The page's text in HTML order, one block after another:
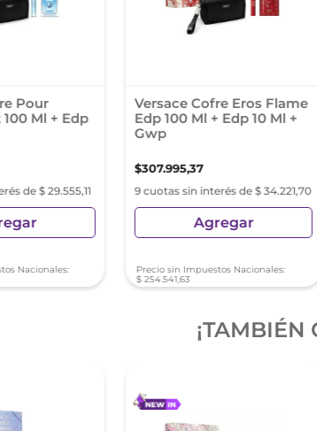
Pour
Ml + Edp
de $ 29.555,11
Nacionales:
Versace Cofre Eros Flame
Edp 100 Ml + Edp 10 Ml +
Gwp
$307.995,37
9 cuotas sin interés de $ 34.221,70
Agregar
Precio sin Impuestos Nacionales:
$ 254.541,63
¡TAMBIÉN